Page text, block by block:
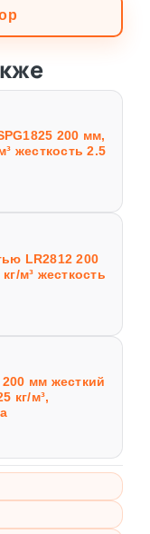
200 мм,
жесткость 2.5
LR2812 200
м³ жесткость
мм жесткий
кг/м³,